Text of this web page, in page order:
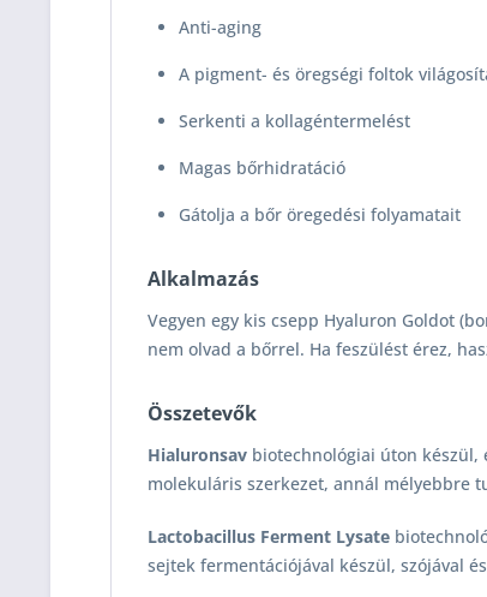
Anti-aging
A pigment- és öregségi foltok
Serkenti a kollagéntermelést
Magas bőrhidratáció
Gátolja a bőr öregedési folyamatait
Alkalmazás
Vegyen egy kis csepp Hyaluron Goldot
nem olvad a bőrrel. Ha feszülést érez,
Összetevők
Hialuronsav biotechnológiai úton készül,
molekuláris szerkezet, annál mélyebbre
Lactobacillus Ferment Lysate
sejtek fermentációjával készül, szójával